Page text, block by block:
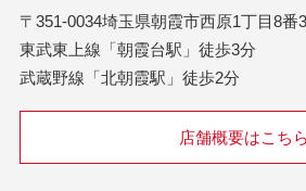
〒351-0034埼玉県朝霞市西原1丁目8番
東武東上線「朝霞台駅」徒歩3分
武蔵野線「北朝霞駅」徒歩2分
店舗概要はこちら